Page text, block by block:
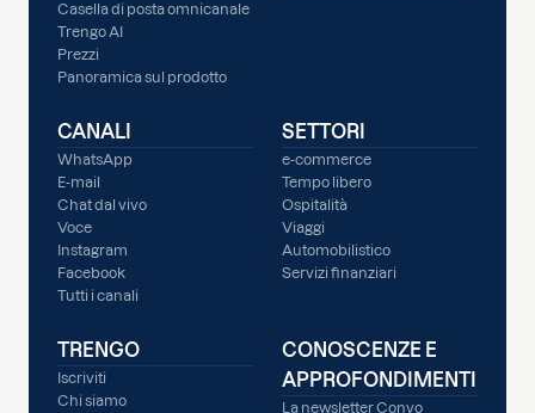
Casella di posta omnicanale
Trengo AI
Prezzi
Panoramica sul prodotto
CANALI
WhatsApp
E-mail
Chat dal vivo
Voce
Instagram
Facebook
Tutti i canali
SETTORI
e-commerce
Tempo libero
Ospitalità
Viaggi
Automobilistico
Servizi finanziari
TRENGO
Iscriviti
Chi siamo
CONOSCENZE E
APPROFONDIMENTI
La newsletter Convo